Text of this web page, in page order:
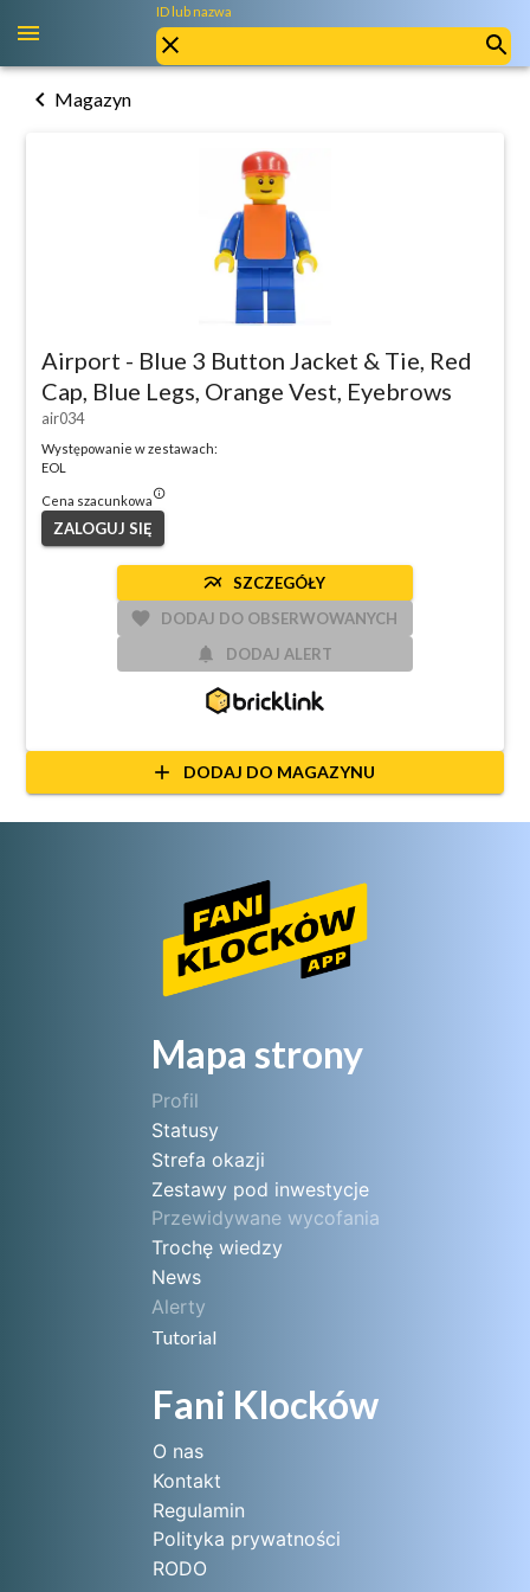
ID lub nazwa
chevron_left Magazyn
Airport - Blue 3 Button Jacket & Tie, Red
Cap, Blue Legs, Orange Vest, Eyebrows
air034
Występowanie w zestawach:
EOL
Cena szacunkowainfo_outlined
ZALOGUJ SIĘ
multiline_chart SZCZEGÓŁY
favorite DODAJ DO OBSERWOWANYCH
notifications DODAJ ALERT
add DODAJ DO MAGAZYNU
Mapa strony
Profil
Statusy
Strefa okazji
Zestawy pod inwestycje
Przewidywane wycofania
Trochę wiedzy
News
Alerty
Tutorial
Fani Klocków
O nas
Kontakt
Regulamin
Polityka prywatności
RODO